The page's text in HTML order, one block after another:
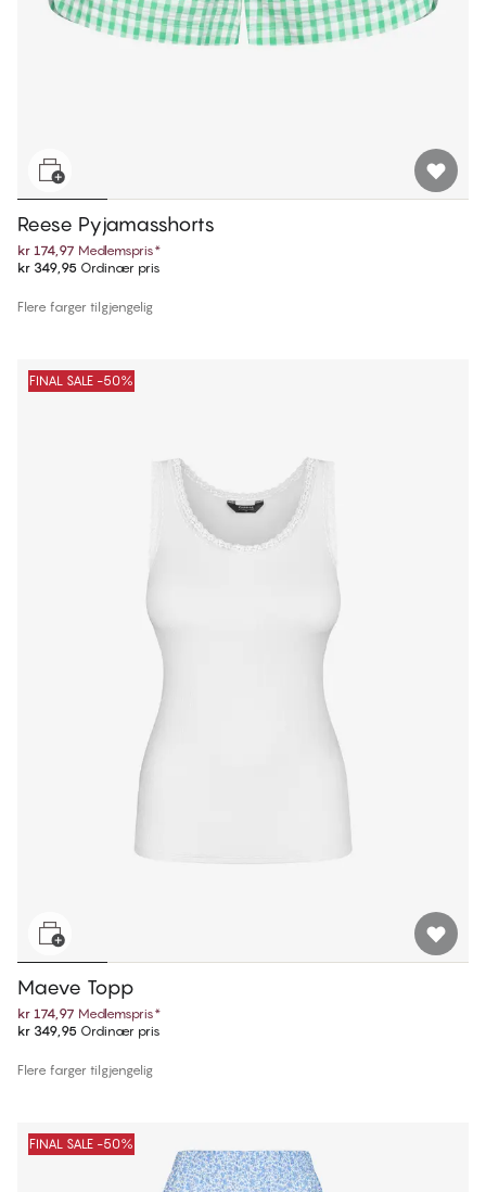
Reese Pyjamasshorts
kr 174,97 Medlemspris*
kr 349,95 Ordinær pris
Flere farger tilgjengelig
FINAL SALE -50%
Maeve Topp
kr 174,97 Medlemspris*
kr 349,95 Ordinær pris
Flere farger tilgjengelig
FINAL SALE -50%